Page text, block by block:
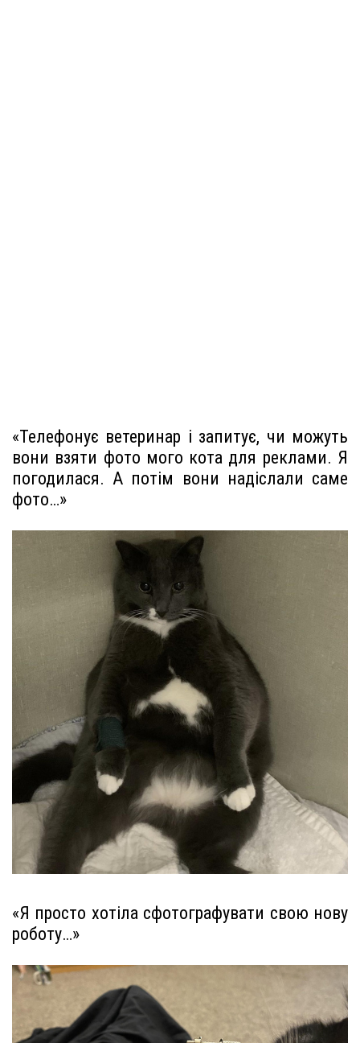
«Телефонує ветеринар і запитує, чи можуть
вони взяти фото мого кота для реклами. Я
погодилася. А потім вони надіслали саме
фото…»
«Я просто хотіла сфотографувати свою нову
роботу…»